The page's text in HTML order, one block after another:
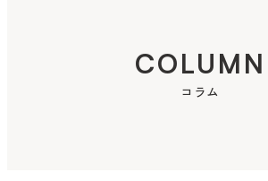
COLUMN
コラム